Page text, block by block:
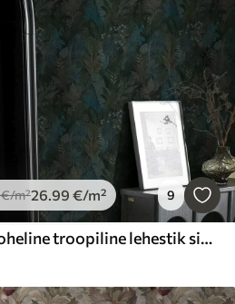
€/m²26.99 €/m² 9
Tumeroheline troopiline lehestik siniste aktsentidega